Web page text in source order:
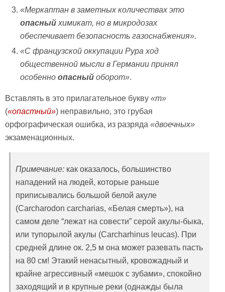
«Меркаптан в заметных количествах это
опасный химикат, но в микродозах
обеспечивает безопасность газоснабжения».
«С французской оккупации Рура ход
общественной мысли в Германии принял
особенноопасный оборот».
Вставлять в это прилагательное букву «т»
(«опастный») неправильно, это грубая
орфографическая ошибка, из разряда «двоечных»
экзаменационных.
Примечание: как оказалось, большинство
нападений на людей, которые раньше
приписывались большой белой акуле
(Carcharodon carcharias, «Белая смерть»), на
самом деле “лежат на совести” серой акулы-быка,
или тупорылой акулы (Carcharhinus leucas). При
средней длине ок. 2,5 м она может разевать пасть
на 80 см! Этакий ненасытный, кровожадный и
крайне агрессивный «мешок с зубами», спокойно
заходящий и в крупные реки (однажды была